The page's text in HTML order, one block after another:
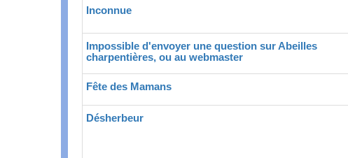
Inconnue
Impossible d'envoyer une question sur Abeilles
charpentières, ou au webmaster
Fête des Mamans
Désherbeur